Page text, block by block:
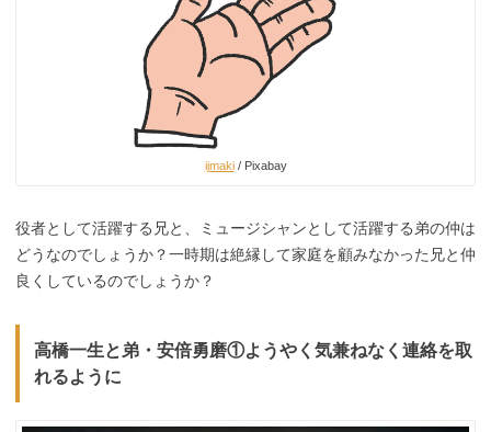
ijmaki/ Pixabay
役者として活躍する兄と、ミュージシャンとして活躍する弟の仲は
どうなのでしょうか？一時期は絶縁して家庭を顧みなかった兄と仲
良くしているのでしょうか？
高橋一生と弟・安倍勇磨①ようやく気兼ねなく連絡を取
れるように